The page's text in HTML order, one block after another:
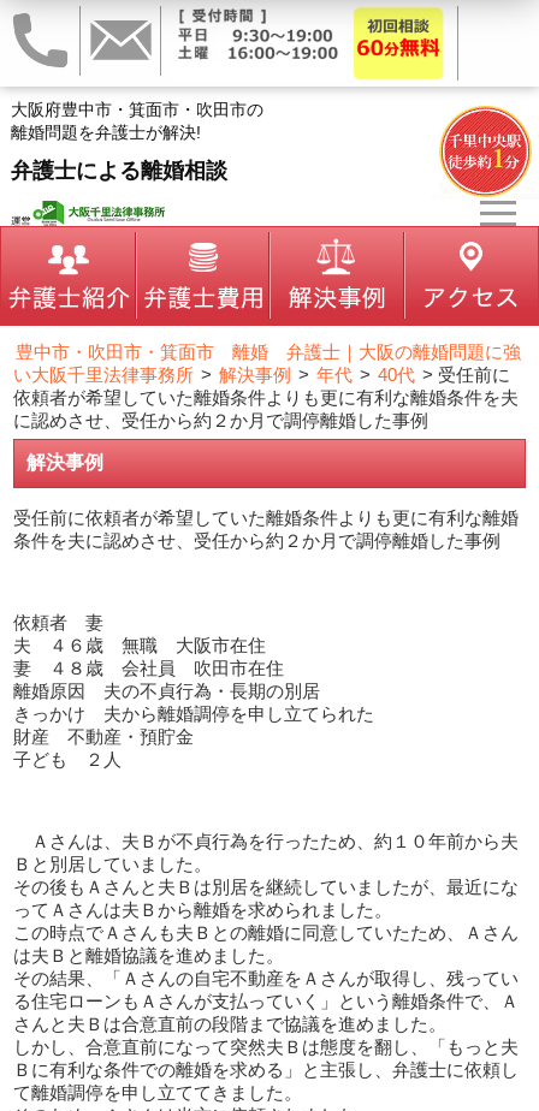
大阪府豊中市・箕面市・吹田市の
離婚問題を弁護士が解決!
弁護士による離婚相談
豊中市・吹田市・箕面市 離婚 弁護士｜大阪の離婚問題に強
い大阪千里法律事務所 > 解決事例 > 年代 > 40代 > 受任前に
依頼者が希望していた離婚条件よりも更に有利な離婚条件を夫
に認めさせ、受任から約２か月で調停離婚した事例
解決事例
受任前に依頼者が希望していた離婚条件よりも更に有利な離婚
条件を夫に認めさせ、受任から約２か月で調停離婚した事例
依頼者 妻
夫 ４６歳 無職 大阪市在住
妻 ４８歳 会社員 吹田市在住
離婚原因 夫の不貞行為・長期の別居
きっかけ 夫から離婚調停を申し立てられた
財産 不動産・預貯金
子ども ２人
Ａさんは、夫Ｂが不貞行為を行ったため、約１０年前から夫
Ｂと別居していました。
その後もＡさんと夫Ｂは別居を継続していましたが、最近にな
ってＡさんは夫Ｂから離婚を求められました。
この時点でＡさんも夫Ｂとの離婚に同意していたため、Ａさん
は夫Ｂと離婚協議を進めました。
その結果、「Ａさんの自宅不動産をＡさんが取得し、残ってい
る住宅ローンもＡさんが支払っていく」という離婚条件で、Ａ
さんと夫Ｂは合意直前の段階まで協議を進めました。
しかし、合意直前になって突然夫Ｂは態度を翻し、「もっと夫
Ｂに有利な条件での離婚を求める」と主張し、弁護士に依頼し
て離婚調停を申し立ててきました。